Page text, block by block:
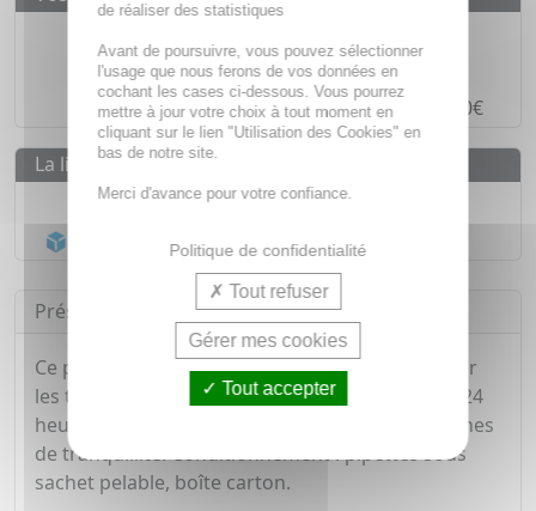
Paiement en ligneSÉCURISÉ
Paiement en4 fois sans fraisà partir de 30€
La livraison
Livraison gratuite dès55€
Acheminement Chronopost en 24h*
Présentation
Ce produit agit contre l'infestation des puces sur
les très petits chiens, qui seront tuées dans les 24
heures suivant le traitement et ce pour 4 semaines
de tranquillité. Conditionnement : pipettes sous
sachet pelable, boîte carton.
de réaliser des statistiques
Avant de poursuivre, vous pouvez sélectionner
l'usage que nous ferons de vos données en
cochant les cases ci-dessous. Vous pourrez
mettre à jour votre choix à tout moment en
cliquant sur le lien "Utilisation des Cookies" en
bas de notre site.
Merci d'avance pour votre confiance.
Politique de confidentialité
Tout refuser
Gérer mes cookies
Tout accepter